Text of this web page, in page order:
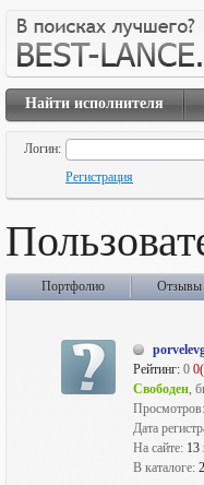
Найти исполнителя
Логин:
Регистрация
Портфолио Отзывы
Рейтинг: 0
Свободен,
Просмотров:
Дата
На сайте: 13
В каталоге: